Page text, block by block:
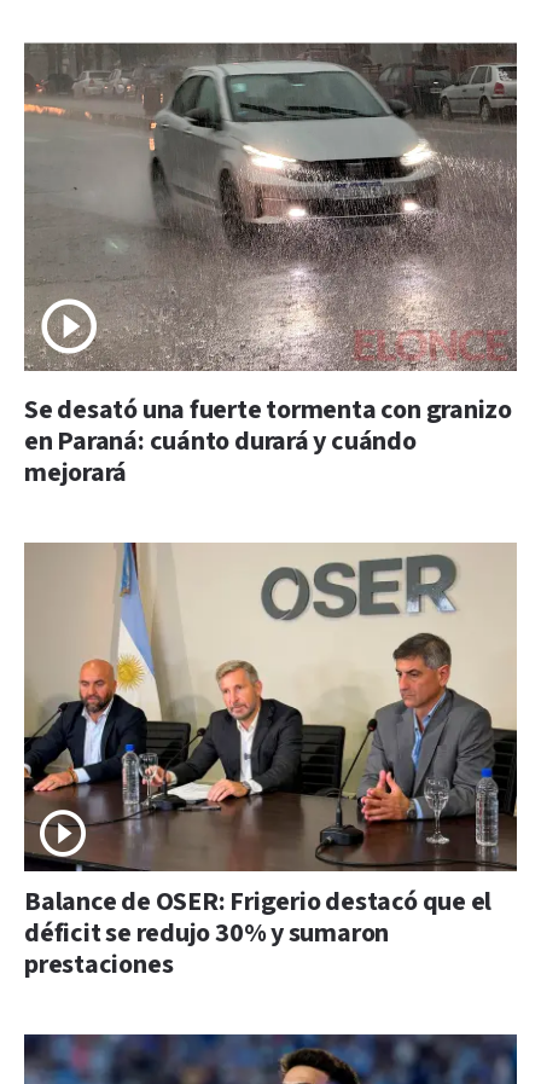
Se desató una fuerte tormenta con granizo
en Paraná: cuánto durará y cuándo
mejorará
Balance de OSER: Frigerio destacó que el
déficit se redujo 30% y sumaron
prestaciones